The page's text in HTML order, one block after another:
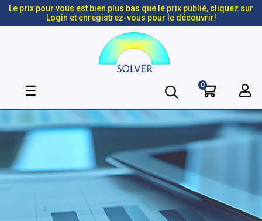
Le prix pour vous est bien plus bas que le prix publié, cliquez sur
Login et enregistrez-vous pour le découvrir!
Basculer
navigation
☰ 0